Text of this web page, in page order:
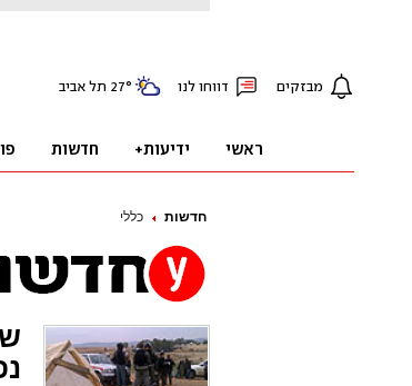
חדשות כללי